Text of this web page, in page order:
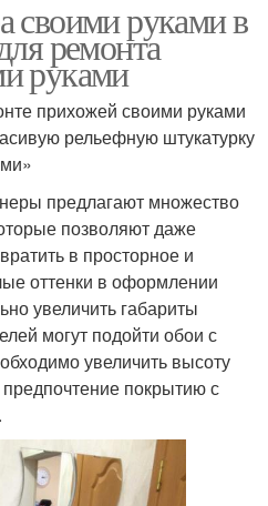
своими руками в
ремонта
руками
прихожей своими руками
рельефную штукатурку
предлагают множество
позволяют даже
в просторное и
оттенки в оформлении
увеличить габариты
могут подойти обои с
увеличить высоту
покрытию с